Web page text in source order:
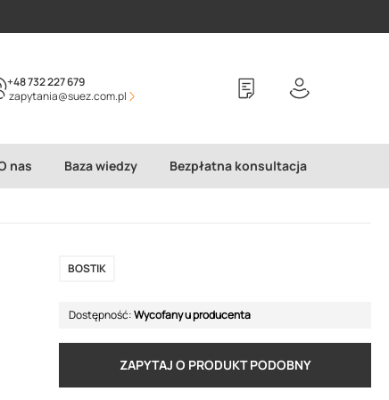
+48 732 227 679
zapytania@suez.com.pl
nas Baza wiedzy Bezpłatna konsultacja
BOSTIK
Dostępność:Wycofany u producenta
ZAPYTAJ O PRODUKT PODOBNY